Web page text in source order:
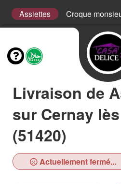
Assiettes Croque
Livraison de
sur Cernay
(51420)
Actuellement fermé...